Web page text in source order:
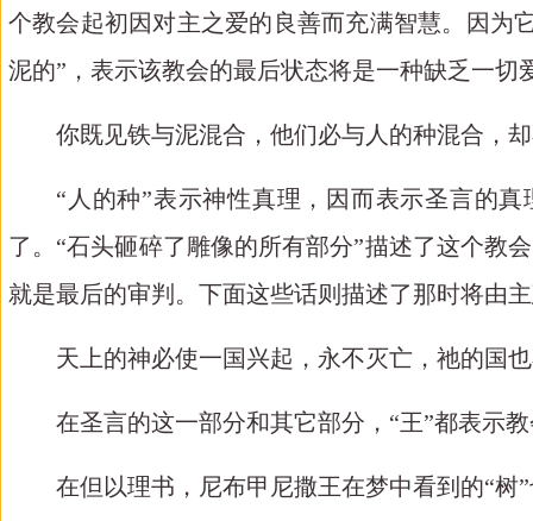
个教会起初因对主之爱的良善而充满智慧。因为
泥的”，表示该教会的最后状态将是一种缺乏一
你既见铁与泥混合，他们必与人的种混合，
“人的种”表示神性真理，因而表示圣言的
了。“石头砸碎了雕像的所有部分”描述了这个教
就是最后的审判。下面这些话则描述了那时将由
天上的神必使一国兴起，永不灭亡，祂的国
在圣言的这一部分和其它部分， “王”都表示
在但以理书，尼布甲尼撒王在梦中看到的“树